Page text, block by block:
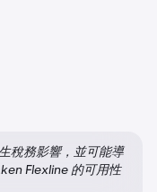
含有關您貸款的重
貸款詳情。
方。您可以點擊任何
便您快速評估您的風
別指標。健康狀態
的比率，以百分比顯
算風險，而較低的
稅務影響，並可能導
Flexline 的可用性